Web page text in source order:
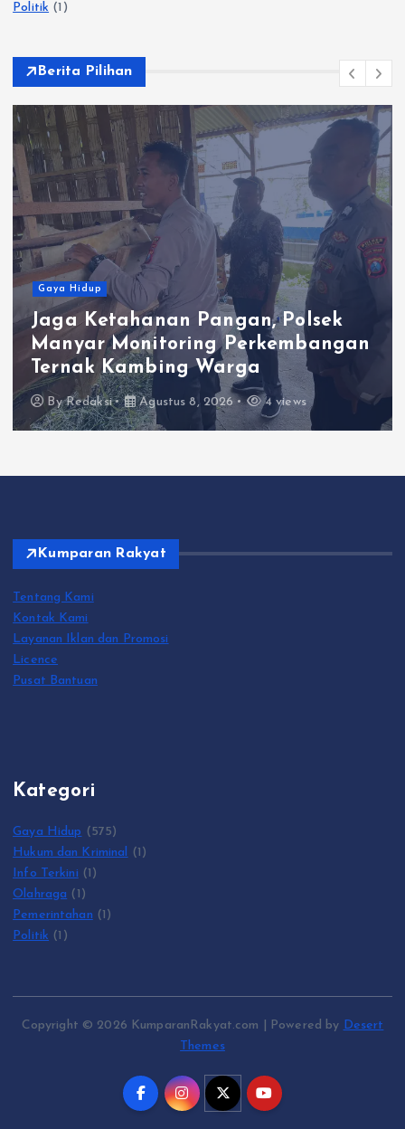
Politik (1)
Berita Pilihan
Gaya Hidup
Jaga Ketahanan Pangan, Polsek
Manyar Monitoring Perkembangan
Ternak Kambing Warga
ByRedaksi Agustus 8, 2026 4 views
Kumparan Rakyat
Tentang Kami
Kontak Kami
Layanan Iklan dan Promosi
Licence
Pusat Bantuan
Kategori
Gaya Hidup (575)
Hukum dan Kriminal (1)
Info Terkini (1)
Olahraga (1)
Pemerintahan (1)
Politik (1)
Copyright © 2026 KumparanRakyat.com | Powered by Desert
Themes